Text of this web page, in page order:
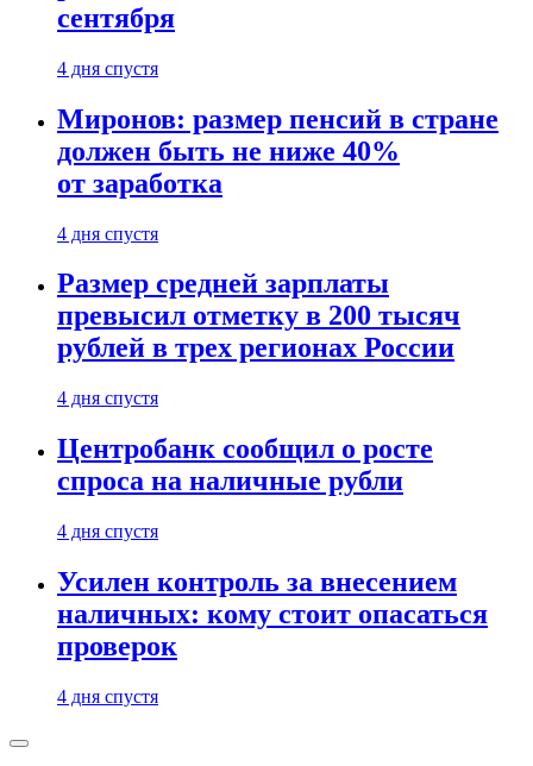
сентября
4 дня спустя
Миронов: размер пенсий в стране
должен быть не ниже 40%
от заработка
4 дня спустя
Размер средней зарплаты
превысил отметку в 200 тысяч
рублей в трех регионах России
4 дня спустя
Центробанк сообщил о росте
спроса на наличные рубли
4 дня спустя
Усилен контроль за внесением
наличных: кому стоит опасаться
проверок
4 дня спустя